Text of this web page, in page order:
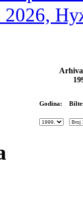
Godina: